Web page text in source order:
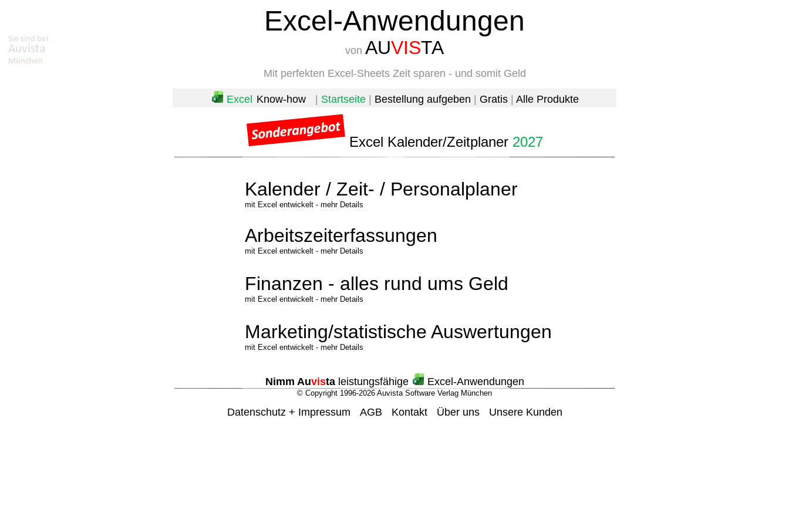
Excel-Anwendungen
von AUVISTA
Mit perfekten Excel-Sheets Zeit sparen - und somit Geld
Excel Know-how Startseite Bestellung aufgeben Gratis Alle Produkte
Excel Kalender/Zeitplaner2027
Kalender / Zeit- / Personalplaner
mit Excel entwickelt - mehr Details
Arbeitszeiterfassungen
mit Excel entwickelt - mehr Details
Finanzen - alles rund ums Geld
mit Excel entwickelt - mehr Details
Marketing/statistische Auswertungen
mit Excel entwickelt - mehr Details
Nimm Auvistaleistungsfähige Excel-Anwendungen
© Copyright 1996-2026 Auvista Software Verlag München
Datenschutz + Impressum AGB Kontakt Über uns Unsere Kunden